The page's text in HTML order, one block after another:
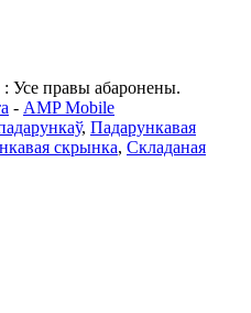
Усе правы абаронены.
- AMP Mobile
, Падарункавая
скрынка, Складаная